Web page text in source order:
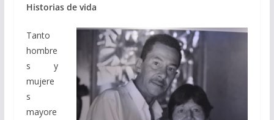
Historias de vida
Tanto
hombre
s y
mujere
s
mayore